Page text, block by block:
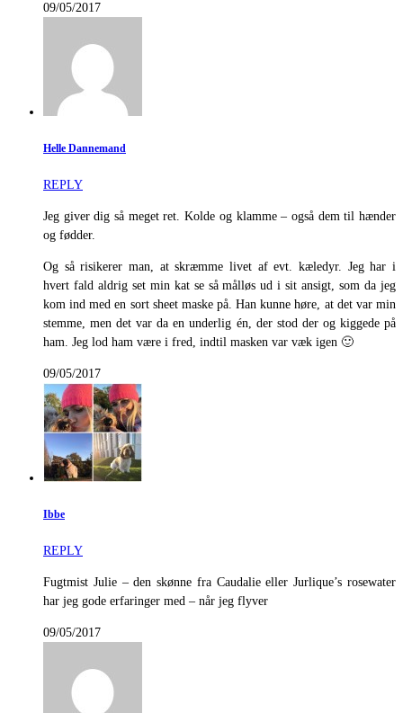
09/05/2017
Helle Dannemand
REPLY
Jeg giver dig så meget ret. Kolde og klamme – også dem til hænder
og fødder.
Og så risikerer man, at skræmme livet af evt. kæledyr. Jeg har i
hvert fald aldrig set min kat se så målløs ud i sit ansigt, som da jeg
kom ind med en sort sheet maske på. Han kunne høre, at det var min
stemme, men det var da en underlig én, der stod der og kiggede på
ham. Jeg lod ham være i fred, indtil masken var væk igen 🙂
09/05/2017
Ibbe
REPLY
Fugtmist Julie – den skønne fra Caudalie eller Jurlique’s rosewater
har jeg gode erfaringer med – når jeg flyver
09/05/2017